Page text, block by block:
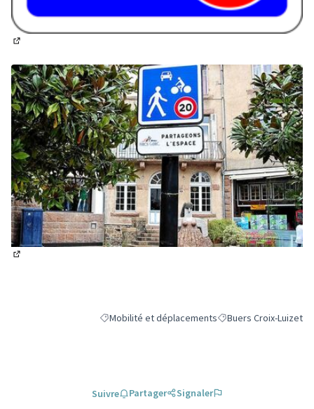
Filtrer les résultats de la catégorie : Mobilité et
Mobilité et déplacementsFiltrer les résultats
Buers Croix-Luizet
Suivre Partager Signaler